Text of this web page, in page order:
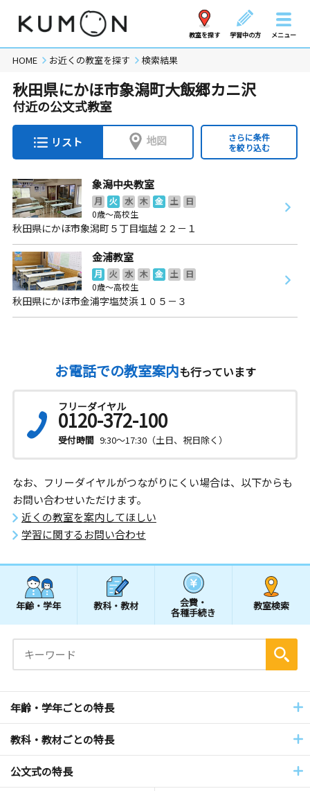
教室を探す 学習中の方 メニュー
HOME お近くの教室を探す 検索結果
秋田県にかほ市象潟町大飯郷カニ沢
付近の公文式教室
リスト 地図
さらに条件
を絞り込む
象潟中央教室
月 火 水 木 金 土
日
0歳～高校生
秋田県にかほ市象潟町５丁目塩越２２－１
金浦教室
月 火 水 木 金 土
日
0歳～高校生
秋田県にかほ市金浦字塩焚浜１０５－３
お電話での教室案内も行っています
フリーダイヤル
0120-372-100
受付時間 9:30～17:30（土日、祝日除く）
なお、フリーダイヤルがつながりにくい場合は、以下からも
お問い合わせいただけます。
近くの教室を案内してほしい
学習に関するお問い合わせ
年齢・学年 教科・教材 会費・
各種手続き
教室検索
年齢・学年ごとの特長
教科・教材ごとの特長
公文式の特長